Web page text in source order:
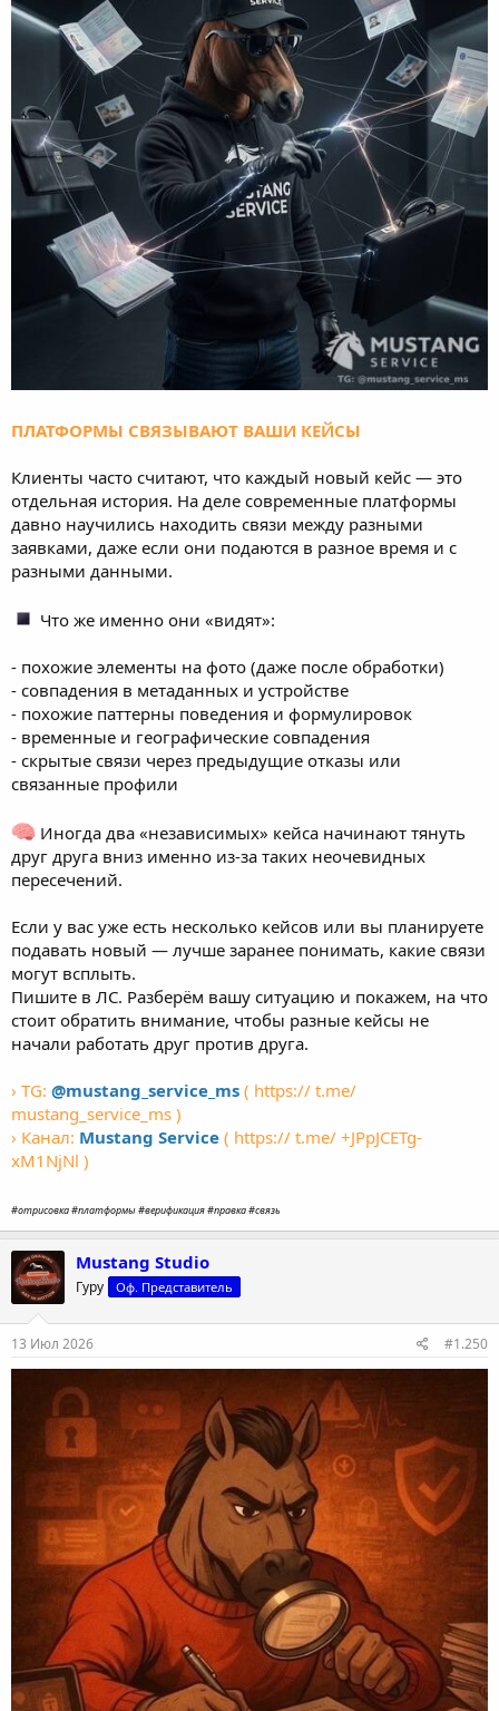
ПЛАТФОРМЫ СВЯЗЫВАЮТ ВАШИ КЕЙСЫ
Клиенты часто считают, что каждый новый кейс — это
отдельная история. На деле современные платформы
давно научились находить связи между разными
заявками, даже если они подаются в разное время и с
разными данными.
Что же именно они «видят»:
- похожие элементы на фото (даже после обработки)
- совпадения в метаданных и устройстве
- похожие паттерны поведения и формулировок
- временные и географические совпадения
- скрытые связи через предыдущие отказы или
связанные профили
Иногда два «независимых» кейса начинают тянуть
друг друга вниз именно из-за таких неочевидных
пересечений.
Если у вас уже есть несколько кейсов или вы планируете
подавать новый — лучше заранее понимать, какие связи
могут всплыть.
Пишите в ЛС. Разберём вашу ситуацию и покажем, на что
стоит обратить внимание, чтобы разные кейсы не
начали работать друг против друга.
› TG: @mustang_service_ms ( https:// t.me/
mustang_service_ms )
› Канал: Mustang Service ( https:// t.me/ +JPpJCETg-
xM1NjNl )
#отрисовка #платформы #верификация #правка #связь
Mustang Studio
Гуру Оф. Представитель
13 Июл 2026 #1.250